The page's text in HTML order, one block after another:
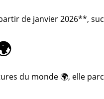
de janvier 2026**,
du monde 🌍, elle